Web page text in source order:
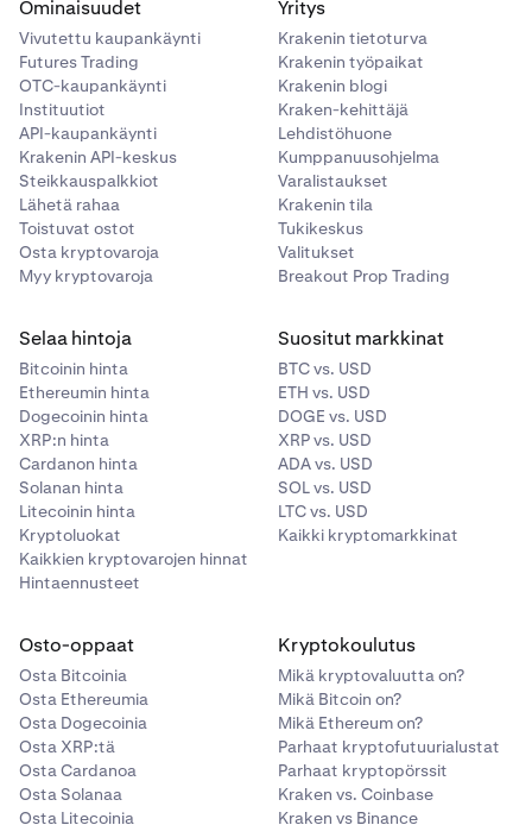
Ominaisuudet
Vivutettu kaupankäynti
Futures Trading
OTC-kaupankäynti
Instituutiot
API-kaupankäynti
Krakenin API-keskus
Steikkauspalkkiot
Lähetä rahaa
Toistuvat ostot
Osta kryptovaroja
Myy kryptovaroja
Yritys
Krakenin tietoturva
Krakenin työpaikat
Krakenin blogi
Kraken-kehittäjä
Lehdistöhuone
Kumppanuusohjelma
Varalistaukset
Krakenin tila
Tukikeskus
Valitukset
Breakout Prop Trading
Selaa hintoja
Bitcoinin hinta
Ethereumin hinta
Dogecoinin hinta
XRP:n hinta
Cardanon hinta
Solanan hinta
Litecoinin hinta
Kryptoluokat
Kaikkien kryptovarojen hinnat
Hintaennusteet
Suositut markkinat
BTC vs. USD
ETH vs. USD
DOGE vs. USD
XRP vs. USD
ADA vs. USD
SOL vs. USD
LTC vs. USD
Kaikki kryptomarkkinat
Osto-oppaat
Osta Bitcoinia
Osta Ethereumia
Osta Dogecoinia
Osta XRP:tä
Osta Cardanoa
Osta Solanaa
Osta Litecoinia
Kryptokoulutus
Mikä kryptovaluutta on?
Mikä Bitcoin on?
Mikä Ethereum on?
Parhaat kryptofutuurialustat
Parhaat kryptopörssit
Kraken vs. Coinbase
Kraken vs Binance